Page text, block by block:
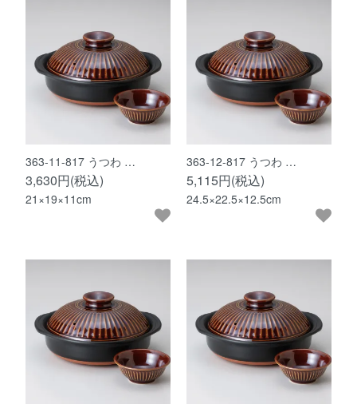
363-11-817 うつわ …
3,630円(税込)
21×19×11cm
363-12-817 うつわ …
5,115円(税込)
24.5×22.5×12.5cm